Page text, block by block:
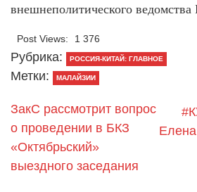
внешнеполитического
Post Views: 1 376
Рубрика: РОССИЯ-КИТАЙ: ГЛАВНОЕ
Метки: МАЛАЙЗИИ
ЗакС рассмотрит вопрос
о проведении в БКЗ
«Октябрьский»
выездного заседания